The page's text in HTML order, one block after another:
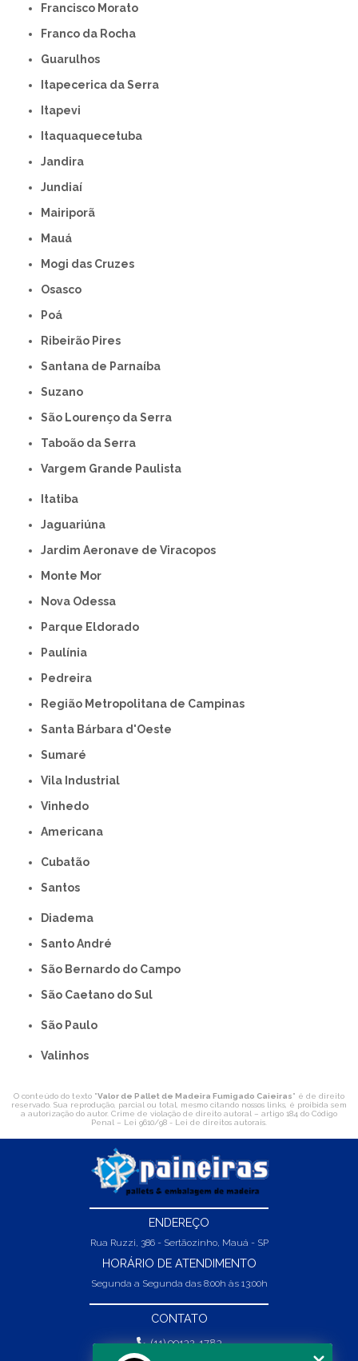
Francisco Morato
Franco da Rocha
Guarulhos
Itapecerica da Serra
Itapevi
Itaquaquecetuba
Jandira
Jundiaí
Mairiporã
Mauá
Mogi das Cruzes
Osasco
Poá
Ribeirão Pires
Santana de Parnaíba
Suzano
São Lourenço da Serra
Taboão da Serra
Vargem Grande Paulista
Itatiba
Jaguariúna
Jardim Aeronave de Viracopos
Monte Mor
Nova Odessa
Parque Eldorado
Paulínia
Pedreira
Região Metropolitana de Campinas
Santa Bárbara d'Oeste
Sumaré
Vila Industrial
Vinhedo
americana
Cubatão
Santos
Diadema
Santo André
São Bernardo do Campo
São Caetano do Sul
São Paulo
Valinhos
O conteúdo do texto "Valor de Pallet de Madeira Fumigado Caieiras" é de direito
reservado. Sua reprodução, parcial ou total, mesmo citando nossos links, é proibida sem
a autorização do autor. Crime de violação de direito autoral – artigo 184 do Código
Penal – Lei 9610/98 - Lei de direitos autorais
ENDEREÇO
Rua Ruzzi, 386 - Sertãozinho, Mauá - SP
HORÁRIO DE ATENDIMENTO
Segunda a Segunda das 8:00h às 13:00h
CONTATO
(11) 99132-1783